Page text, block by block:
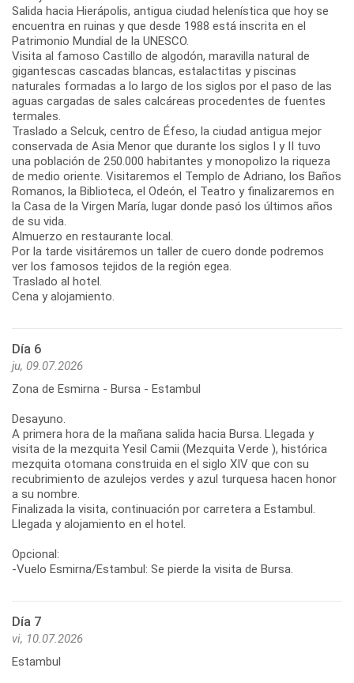
Salida hacia Hierápolis, antigua ciudad helenística que hoy se
encuentra en ruinas y que desde 1988 está inscrita en el
Patrimonio Mundial de la UNESCO.
Visita al famoso Castillo de algodón, maravilla natural de
gigantescas cascadas blancas, estalactitas y piscinas
naturales formadas a lo largo de los siglos por el paso de las
aguas cargadas de sales calcáreas procedentes de fuentes
termales.
Traslado a Selcuk, centro de Éfeso, la ciudad antigua mejor
conservada de Asia Menor que durante los siglos I y II tuvo
una población de 250.000 habitantes y monopolizo la riqueza
de medio oriente. Visitaremos el Templo de Adriano, los Baños
Romanos, la Biblioteca, el Odeón, el Teatro y finalizaremos en
la Casa de la Virgen María, lugar donde pasó los últimos años
de su vida.
Almuerzo en restaurante local.
Por la tarde visitáremos un taller de cuero donde podremos
ver los famosos tejidos de la región egea.
Traslado al hotel.
Cena y alojamiento.
Día 6
ju, 09.07.2026
Zona de Esmirna - Bursa - Estambul
Desayuno.
A primera hora de la mañana salida hacia Bursa. Llegada y
visita de la mezquita Yesil Camii (Mezquita Verde ), histórica
mezquita otomana construida en el siglo XIV que con su
recubrimiento de azulejos verdes y azul turquesa hacen honor
a su nombre.
Finalizada la visita, continuación por carretera a Estambul.
Llegada y alojamiento en el hotel.
Opcional:
-Vuelo Esmirna/Estambul: Se pierde la visita de Bursa.
Día 7
vi, 10.07.2026
Estambul